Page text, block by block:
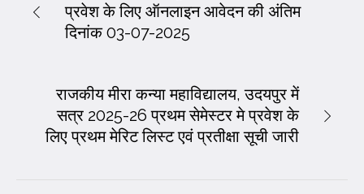
प्रवेश के लिए ऑनलाइन आवेदन की अंतिम
दिनांक 03-07-2025
राजकीय मीरा कन्या महाविद्यालय, उदयपुर में
सत्र 2025-26 प्रथम सेमेस्टर मे प्रवेश के
लिए प्रथम मेरिट लिस्ट एवं प्रतीक्षा सूची जारी